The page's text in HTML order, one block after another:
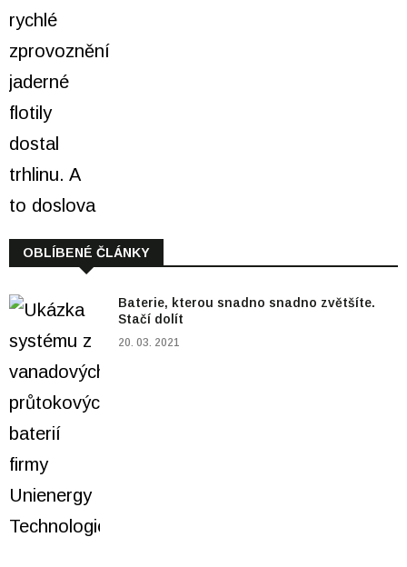
OBLÍBENÉ ČLÁNKY
Baterie, kterou snadno snadno zvětšíte.
Stačí dolít
20. 03. 2021